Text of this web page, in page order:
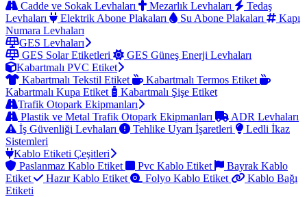
Cadde ve Sokak Levhaları
Mezarlık Levhaları
Tedaş
Levhaları
Elektrik Abone Plakaları Su Abone Plakaları
Kapı
Numara Levhaları
GES Levhaları
GES Solar Etiketleri
GES Güneş Enerji Levhaları
Kabartmalı PVC Etiket
Kabartmalı Tekstil Etiket
Kabartmalı Termos Etiket
Kabartmalı Kupa Etiket
Kabartmalı Şişe Etiket
Trafik Otopark Ekipmanları
Plastik ve Metal Trafik Otopark Ekipmanları
ADR Levhaları
İş Güvenliği Levhaları
Tehlike Uyarı İşaretleri
Ledli İkaz
Sistemleri
Kablo Etiketi Çeşitleri
Paslanmaz Kablo Etiket
Pvc Kablo Etiket
Bayrak Kablo
Etiket
Hazır Kablo Etiket Folyo Kablo Etiket
Kablo Bağı
Etiketi